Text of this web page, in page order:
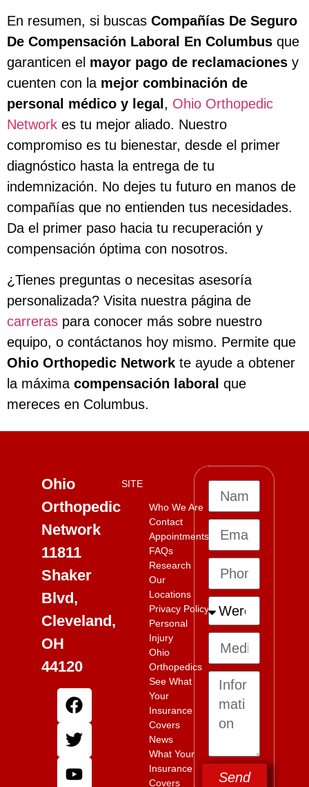
En resumen, si buscas Compañías De Seguro
De Compensación Laboral En Columbus que
garanticen el mayor pago de reclamaciones y
cuenten con la mejor combinación de
personal médico y legal , Ohio Orthopedic
Network es tu mejor aliado. Nuestro
compromiso es tu bienestar, desde el primer
diagnóstico hasta la entrega de tu
indemnización. No dejes tu futuro en manos de
compañías que no entienden tus necesidades.
Da el primer paso hacia tu recuperación y
compensación óptima con nosotros.
¿Tienes preguntas o necesitas asesoría
personalizada? Visita nuestra página de
carreras para conocer más sobre nuestro
equipo, o contáctanos hoy mismo. Permite que
Ohio Orthopedic Network te ayude a obtener
la máxima compensación laboral que
mereces en Columbus.
Ohio
Orthopedic
Network
11811
Shaker
Blvd,
Cleveland,
OH
44120
SITE
Who We Are
Contact
Appointments
FAQs
Research
Our
Locations
Privacy Policy
Personal
Injury
Ohio
Orthopedics
See What
Your
Insurance
Covers
News
What Your
Insurance
Covers
Send